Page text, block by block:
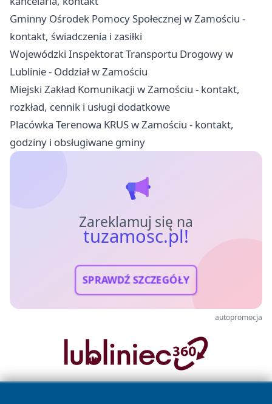
Gminny Ośrodek Pomocy Społecznej w Zamościu -
kontakt, świadczenia i zasiłki
Wojewódzki Inspektorat Transportu Drogowy w
Lublinie - Oddział w Zamościu
Miejski Zakład Komunikacji w Zamościu - kontakt,
rozkład, cennik i usługi dodatkowe
Placówka Terenowa KRUS w Zamościu - kontakt,
godziny i obsługiwane gminy
Zareklamuj się na
tuzamosc.pl!
SPRAWDŹ SZCZEGÓŁY
autopromocja